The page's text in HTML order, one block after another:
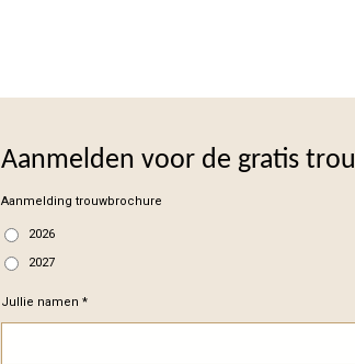
Aanmelden voor de gratis
Aanmelding trouwbrochure
2026
2027
Jullie namen *